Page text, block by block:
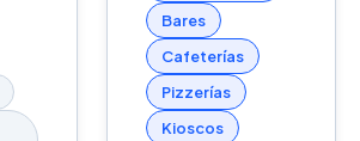
Bares
Cafeterías
Pizzerías
Kioscos